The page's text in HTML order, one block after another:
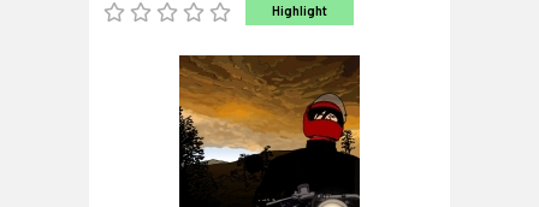
Highlight